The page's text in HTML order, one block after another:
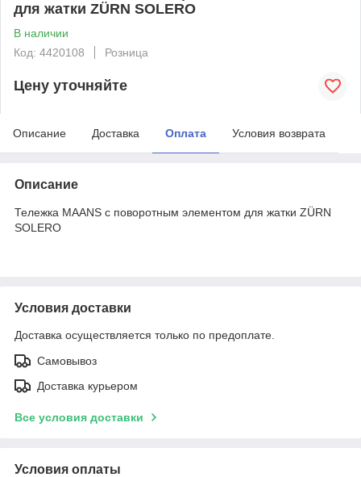
для жатки ZÜRN SOLERO
В наличии
Код: 4420108
Розница
Цену уточняйте
Описание Доставка Оплата Условия возврата
Описание
Тележка MAANS с поворотным элементом для жатки ZÜRN
SOLERO
Условия доставки
Доставка осуществляется только по предоплате.
Самовывоз
Доставка курьером
Все условия доставки
Условия оплаты